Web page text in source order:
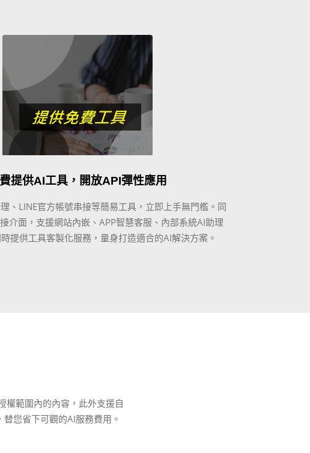
提供AI工具，開放API彈性應用
、LINE官方帳號串接等簡易工具，立即上手無門檻。同
介面，支援網站內嵌、APP智慧客服、內部系統AI助理
提供工具客製化服務，量身打造適合的AI解決方案。
權範圍內的內容，此外支援自
您省下可觀的AI服務費用。